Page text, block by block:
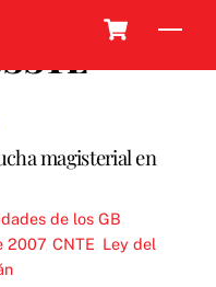
magisterial en
de los GB
2007,CNTE Ley del